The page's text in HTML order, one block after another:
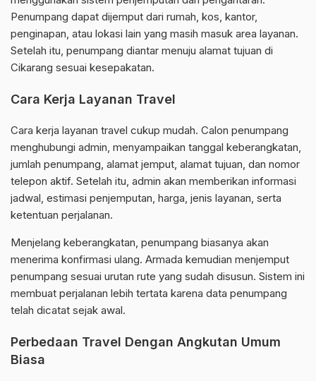
Penumpang dapat dijemput dari rumah, kos, kantor,
penginapan, atau lokasi lain yang masih masuk area layanan.
Setelah itu, penumpang diantar menuju alamat tujuan di
Cikarang sesuai kesepakatan.
Cara Kerja Layanan Travel
Cara kerja layanan travel cukup mudah. Calon penumpang
menghubungi admin, menyampaikan tanggal keberangkatan,
jumlah penumpang, alamat jemput, alamat tujuan, dan nomor
telepon aktif. Setelah itu, admin akan memberikan informasi
jadwal, estimasi penjemputan, harga, jenis layanan, serta
ketentuan perjalanan.
Menjelang keberangkatan, penumpang biasanya akan
menerima konfirmasi ulang. Armada kemudian menjemput
penumpang sesuai urutan rute yang sudah disusun. Sistem ini
membuat perjalanan lebih tertata karena data penumpang
telah dicatat sejak awal.
Perbedaan Travel Dengan Angkutan Umum
Biasa